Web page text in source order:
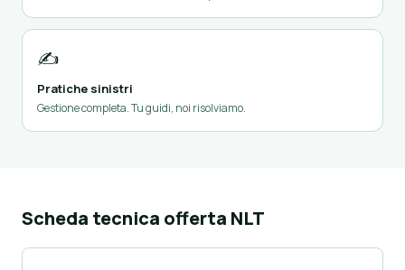
✍️
Pratiche sinistri
Gestione completa. Tu guidi, noi risolviamo.
Scheda tecnica offerta NLT